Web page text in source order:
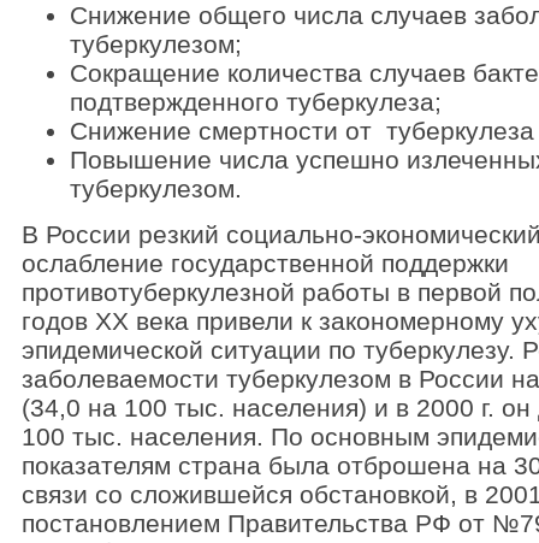
Снижение общего числа случаев
туберкулезом;
Сокращение количества случаев
подтвержденного туберкулеза;
Снижение смертности от
Повышение числа успешно
туберкулезом.
В России резкий социально-
ослабление государственной поддержки
противотуберкулезной работы в первой
годов XX века привели к закономерному
эпидемической ситуации по туберкулезу.
заболеваемости туберкулезом в России
(34,0 на 100 тыс. населения) и в 2000 г. он
100 тыс. населения. По основным
показателям страна была отброшена на
связи со сложившейся обстановкой, в
постановлением Правительства РФ от